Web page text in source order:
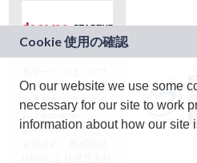
ドコモグループの新
規事業創出プログラ
ム「docomo
STARTUP」を通じて
On our website we use some
necessary for our site to work
information about how our site